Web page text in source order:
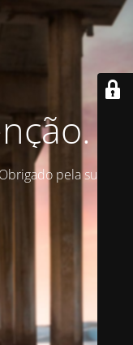
pela sua